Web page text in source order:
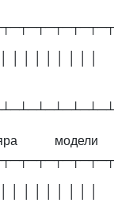
модели
│ │ │ │ │ │ │ │